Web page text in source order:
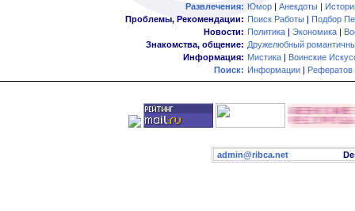
Развлечения: Юмор | Анекдоты |
Проблемы, Рекомендации: Поиск Работы | Подбор
Новости: Политика | Экономика |
Знакомства, общение: Дружелюбный
Информация: Мистика | Воинские
Поиск: Информации | Рефератов
admin@ribca.net